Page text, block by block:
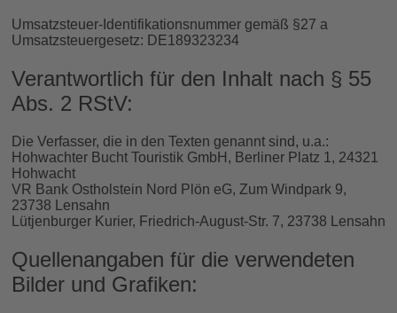
Umsatzsteuer-Identifikationsnummer gemäß §27 a
Umsatzsteuergesetz: DE189323234
Verantwortlich für den Inhalt nach § 55
Abs. 2 RStV:
Die Verfasser, die in den Texten genannt sind, u.a.:
Hohwachter Bucht Touristik GmbH, Berliner Platz 1, 24321
Hohwacht
VR Bank Ostholstein Nord Plön eG, Zum Windpark 9,
23738 Lensahn
Lütjenburger Kurier, Friedrich-August-Str. 7, 23738 Lensahn
Quellenangaben für die verwendeten
Bilder und Grafiken: